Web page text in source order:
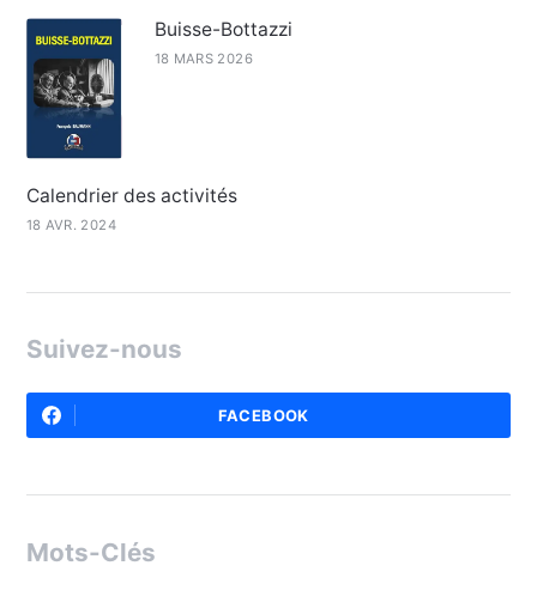
Buisse-Bottazzi
18 MARS 2026
Calendrier des activités
18 AVR. 2024
Suivez-nous
FACEBOOK
Mots-Clés